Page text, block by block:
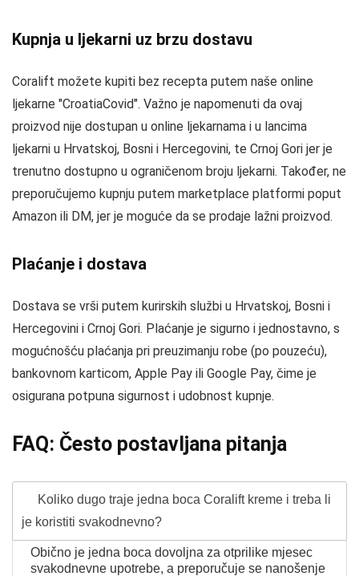
Kupnja u ljekarni uz brzu dostavu
Coralift možete kupiti bez recepta putem naše online
ljekarne "CroatiaCovid". Važno je napomenuti da ovaj
proizvod nije dostupan u online ljekarnama i u lancima
ljekarni u Hrvatskoj, Bosni i Hercegovini, te Crnoj Gori jer je
trenutno dostupno u ograničenom broju ljekarni. Također, ne
preporučujemo kupnju putem marketplace platformi poput
Amazon ili DM, jer je moguće da se prodaje lažni proizvod.
Plaćanje i dostava
Dostava se vrši putem kurirskih službi u Hrvatskoj, Bosni i
Hercegovini i Crnoj Gori. Plaćanje je sigurno i jednostavno, s
mogućnošću plaćanja pri preuzimanju robe (po pouzeću),
bankovnom karticom, Apple Pay ili Google Pay, čime je
osigurana potpuna sigurnost i udobnost kupnje.
FAQ: Često postavljana pitanja
Koliko dugo traje jedna boca Coralift kreme i treba li
je koristiti svakodnevno?
Obično je jedna boca dovoljna za otprilike mjesec
svakodnevne upotrebe, a preporučuje se nanošenje